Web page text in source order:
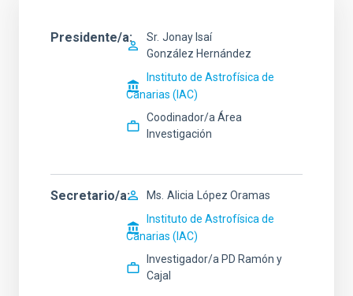
Presidente/a Sr. Jonay Isaí
González Hernández
Instituto de Astrofísica de
Canarias (IAC)
Coodinador/a Área
Investigación
Secretario/a Ms. Alicia López Oramas
Instituto de Astrofísica de
Canarias (IAC)
Investigador/a PD Ramón y
Cajal